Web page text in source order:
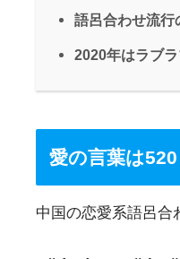
語呂合わせ流行
2020年はラブ
愛の言葉は520
中国の恋愛系語呂合